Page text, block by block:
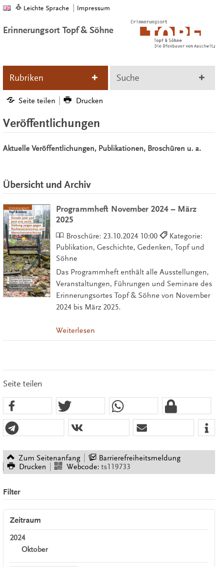
Leichte Sprache Impressum
Erinnerungsort Topf & Söhne
Rubriken Suche
Seite teilen Drucken
Veröffentlichungen
Aktuelle Veröffentlichungen, Publikationen, Broschüren u. a.
Übersicht und Archiv
Programmheft November 2024 – März
2025
Broschüre: 23.10.2024 10:00
Kategorie:
Publikation, Geschichte, Gedenken, Topf und
Söhne
Das Programmheft enthält alle Ausstellungen,
Veranstaltungen, Führungen und Seminare des
Erinnerungsortes Topf & Söhne von November
2024 bis März 2025.
Weiterlesen
Seite teilen
Zum Seitenanfang
Barrierefreiheitsmeldung
Drucken
Webcode: ts119733
Filter
Zeitraum
2024
Oktober